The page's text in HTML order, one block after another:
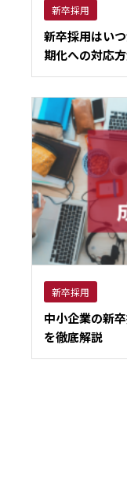
新卒採用
新卒採用はい
期化への対応
新卒採用
中小企業の新
を徹底解説